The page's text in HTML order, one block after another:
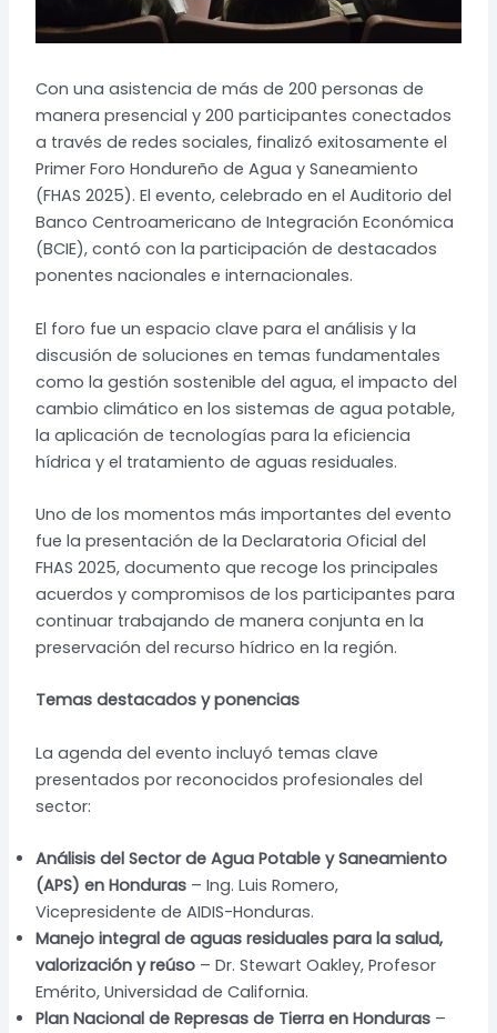
Con una asistencia de más de 200 personas de
manera presencial y 200 participantes conectados
a través de redes sociales, finalizó exitosamente el
Primer Foro Hondureño de Agua y Saneamiento
(FHAS 2025). El evento, celebrado en el Auditorio del
Banco Centroamericano de Integración Económica
(BCIE), contó con la participación de destacados
ponentes nacionales e internacionales.
El foro fue un espacio clave para el análisis y la
discusión de soluciones en temas fundamentales
como la gestión sostenible del agua, el impacto del
cambio climático en los sistemas de agua potable,
la aplicación de tecnologías para la eficiencia
hídrica y el tratamiento de aguas residuales.
Uno de los momentos más importantes del evento
fue la presentación de la Declaratoria Oficial del
FHAS 2025, documento que recoge los principales
acuerdos y compromisos de los participantes para
continuar trabajando de manera conjunta en la
preservación del recurso hídrico en la región.
Temas destacados y ponencias
La agenda del evento incluyó temas clave
presentados por reconocidos profesionales del
sector:
Análisis del Sector de Agua Potable y Saneamiento
(APS) en Honduras– Ing. Luis Romero,
Vicepresidente de AIDIS-Honduras.
Manejo integral de aguas residuales para la salud,
valorización y reúso– Dr. Stewart Oakley, Profesor
Emérito, Universidad de California.
Plan Nacional de Represas de Tierra en Honduras–